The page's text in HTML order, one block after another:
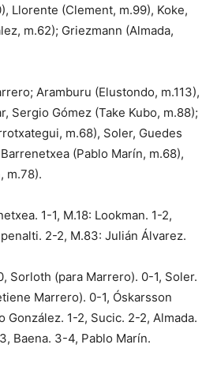
Llorente (Clement, m.99), Koke,
m.62); Griezmann (Almada,
Aramburu (Elustondo, m.113),
Sergio Gómez (Take Kubo, m.88);
m.68), Soler, Guedes
(Pablo Marín, m.68),
m.78).
1-1, M.18: Lookman. 1-2,
2-2, M.83: Julián Álvarez.
Sorloth (para Marrero). 0-1, Soler.
Marrero). 0-1, Óskarsson
González. 1-2, Sucic. 2-2, Almada.
Baena. 3-4, Pablo Marín.